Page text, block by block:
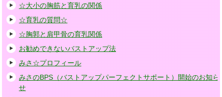
☆大小の胸筋と育乳の関係
☆育乳の質問☆
☆胸郭と肩甲骨の育乳関係
お勧めできないバストアップ法
みさ☆プロフィール
みさのBPS（バストアップパーフェクトサポート）開始のお知ら
せ